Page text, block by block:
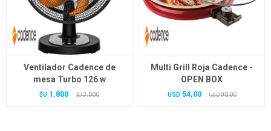
Ventilador Cadence de
mesa Turbo 126 w
$U 1.800 $U 3.000
Multi Grill Roja Cadence -
OPEN BOX
USD 54,00 USD 90,00